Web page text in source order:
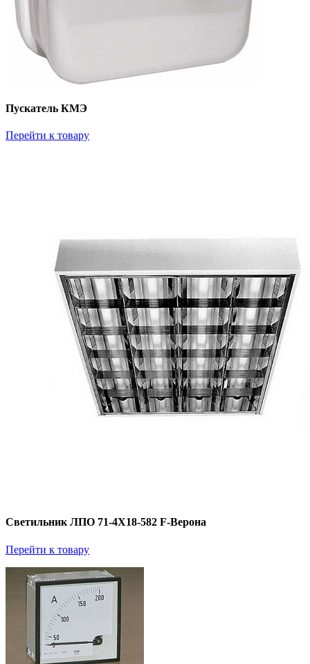
Пускатель КМЭ
Перейти к товару
Светильник ЛПО 71-4Х18-582 F-Верона
Перейти к товару